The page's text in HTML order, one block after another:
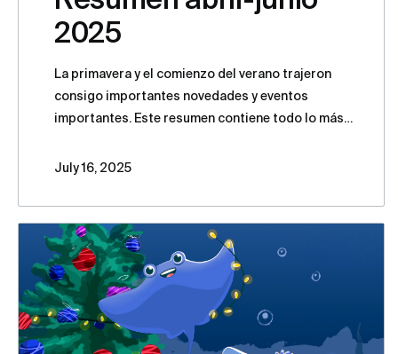
2025
La primavera y el comienzo del verano trajeron
consigo importantes novedades y eventos
importantes. Este resumen contiene todo lo más
July 16, 2025